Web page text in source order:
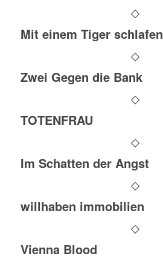
Mit einem Tiger schlafen
Zwei Gegen die Bank
TOTENFRAU
Im Schatten der Angst
willhaben immobilien
Vienna Blood